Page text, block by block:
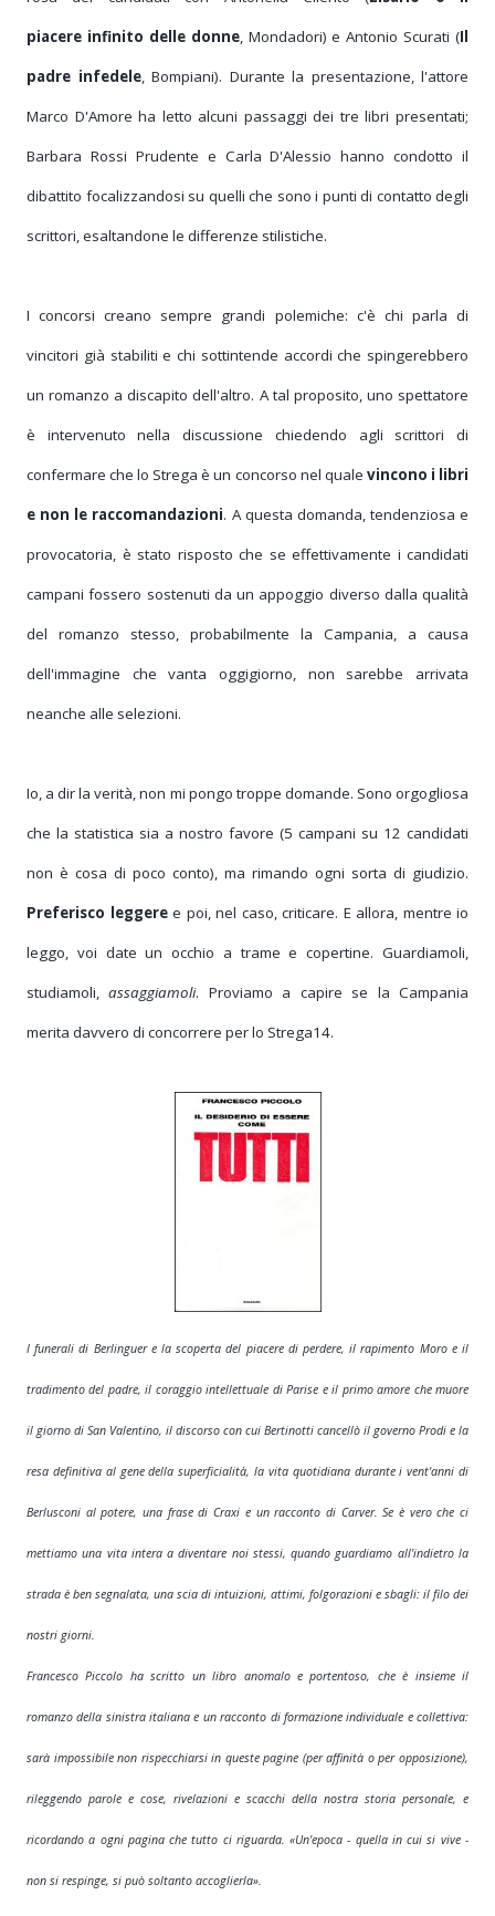
piacere infinito delle donne, Mondadori) e Antonio Scurati (Il
padre infedele, Bompiani). Durante la presentazione, l'attore
Marco D'Amore ha letto alcuni passaggi dei tre libri presentati;
Barbara Rossi Prudente e Carla D'Alessio hanno condotto il
dibattito focalizzandosi su quelli che sono i punti di contatto degli
scrittori, esaltandone le differenze stilistiche.
I concorsi creano sempre grandi polemiche: c'è chi parla di
vincitori già stabiliti e chi sottintende accordi che spingerebbero
un romanzo a discapito dell'altro. A tal proposito, uno spettatore
è intervenuto nella discussione chiedendo agli scrittori di
confermare che lo Strega è un concorso nel quale vincono i libri
e non le raccomandazioni. A questa domanda, tendenziosa e
provocatoria, è stato risposto che se effettivamente i candidati
campani fossero sostenuti da un appoggio diverso dalla qualità
del romanzo stesso, probabilmente la Campania, a causa
dell'immagine che vanta oggigiorno, non sarebbe arrivata
neanche alle selezioni.
Io, a dir la verità, non mi pongo troppe domande. Sono orgogliosa
che la statistica sia a nostro favore (5 campani su 12 candidati
non è cosa di poco conto), ma rimando ogni sorta di giudizio.
Preferisco leggeree poi, nel caso, criticare. E allora, mentre io
leggo, voi date un occhio a trame e copertine. Guardiamoli,
studiamoli,assaggiamoli. Proviamo a capire se la Campania
merita davvero di concorrere per lo Strega14.
I funerali di Berlinguer e la scoperta del piacere di perdere, il rapimento Moro e il
tradimento del padre, il coraggio intellettuale di Parise e il primo amore che muore
il giorno di San Valentino, il discorso con cui Bertinotti cancellò il governo Prodi e la
resa definitiva al gene della superficialità, la vita quotidiana durante i vent'anni di
Berlusconi al potere, una frase di Craxi e un racconto di Carver.Se è vero che ci
mettiamo una vita intera a diventare noi stessi, quando guardiamo all'indietro la
strada è ben segnalata, una scia di intuizioni, attimi, folgorazioni e sbagli: il filo dei
nostri giorni.
Francesco Piccolo ha scritto un libro anomalo e portentoso, che è insieme il
romanzo della sinistra italiana e un racconto di formazione individuale e collettiva:
sarà impossibile non rispecchiarsi in queste pagine (per affinità o per opposizione),
rileggendo parole e cose, rivelazioni e scacchi della nostra storia personale, e
ricordando a ogni pagina che tutto ci riguarda. «Un'epoca - quella in cui si vive -
non si respinge, si può soltanto accoglierla».